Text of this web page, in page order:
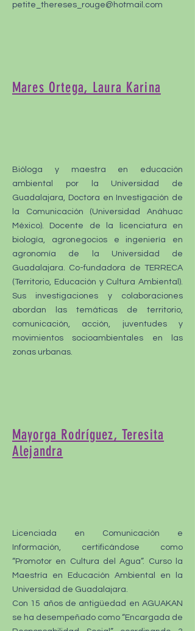
petite_thereses_rouge@hotmail.com
Mares Ortega, Laura Karina
Bióloga y maestra en educación
ambiental por la Universidad de
Guadalajara, Doctora en Investigación de
la Comunicación (Universidad Anáhuac
México). Docente de la licenciatura en
biología, agronegocios e ingeniería en
agronomía de la Universidad de
Guadalajara. Co-fundadora de TERRECA
(Territorio, Educación y Cultura Ambiental).
Sus investigaciones y colaboraciones
abordan las temáticas de territorio,
comunicación, acción, juventudes y
movimientos socioambientales en las
zonas urbanas.
Mayorga Rodríguez, Teresita
Alejandra
Licenciada en Comunicación e
Información, certificándose como
“Promotor en Cultura del Agua”. Curso la
Maestría en Educación Ambiental en la
Universidad de Guadalajara.
Con 15 años de antigüedad en AGUAKAN
se ha desempeñado como “Encargada de